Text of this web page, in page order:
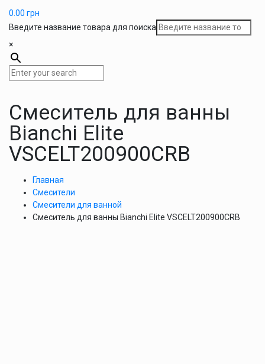
0.00 грн
Введите название товара для поиска
×
Смеситель для ванны
Bianchi Elite
VSCELT200900CRB
Главная
Смесители
Смесители для ванной
Смеситель для ванны Bianchi Elite VSCELT200900CRB